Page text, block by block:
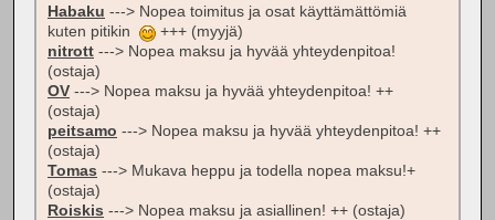
Habaku ---> Nopea toimitus ja osat käyttämättömiä
kuten pitikin
+++ (myyjä)
nitrott ---> Nopea maksu ja hyvää yhteydenpitoa!
(ostaja)
OV ---> Nopea maksu ja hyvää yhteydenpitoa! ++
(ostaja)
peitsamo ---> Nopea maksu ja hyvää yhteydenpitoa! ++
(ostaja)
Tomas ---> Mukava heppu ja todella nopea maksu!+
(ostaja)
Roiskis ---> Nopea maksu ja asiallinen! ++ (ostaja)